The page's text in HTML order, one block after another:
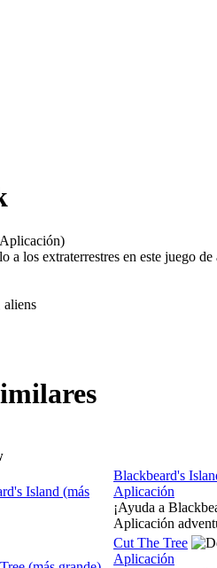
a los extraterrestres en este juego
aliens
Blackbeard's
Aplicación
¡Ayuda a
Aplicación
Cut The Tree
Aplicación